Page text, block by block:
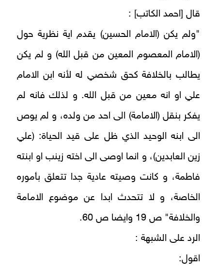
قال [احمد الكاتب] :
"ولم يكن (الامام الحسين) يقدم اية نظرية حول
(الامام المعصوم المعين من قبل الله) و لم يكن
يطالب بالخلافة كحق شخصي له لأنه ابن الامام
علي او انه معين من قبل الله. و لذلك فانه لم
يفكر بنقل (الامامة) الى احد من ولده، و لم يوص
الى ابنه الوحيد الذي ظل على قيد الحياة: (علي
زين العابدين)، و انما اوصى الى اخته زينب او ابنته
فاطمة، و كانت وصيته عادية جدا تتعلق بأموره
الخاصة، و لا تتحدث ابدا عن موضوع الامامة
والخلافة" ص 19 وايضا ص 60.
الرد على الشبهة :
اقول: